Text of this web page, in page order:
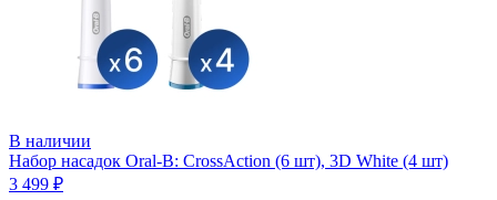
В наличии
Набор насадок Oral-B: CrossAction (6 шт), 3D White (4 шт)
3 499 ₽